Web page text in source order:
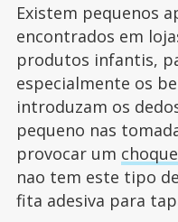
Existem pequenos
encontrados em
produtos infantis,
especialmente os
introduzam os
pequeno nas
provocar um
nao tem este tipo
fita adesiva para